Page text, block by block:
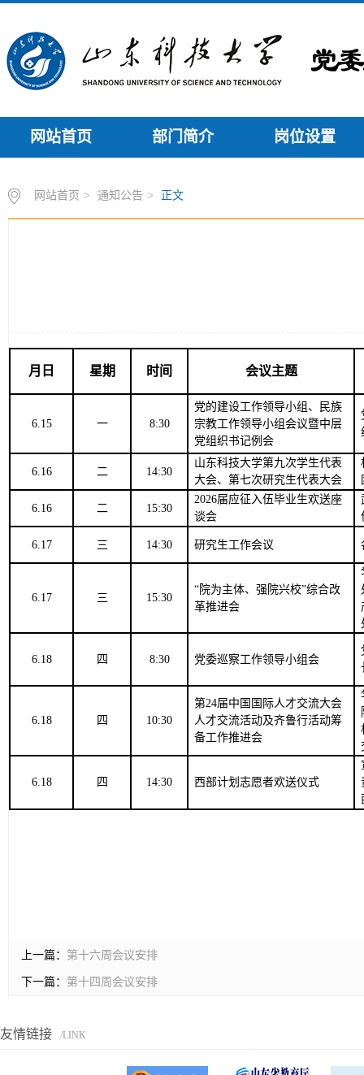
网站首页 部门简介 岗位设置
网站首页 > 通知公告 > 正文
月日 星期 时间 会议主题
6.15 一 8:30
党的建设工作领导小组、民族
宗教工作领导小组会议暨中层
党组织书记例会
6.16 二 14:30
山东科技大学第九次学生代表
大会、第七次研究生代表大会
6.16 二 15:30
2026届应征入伍毕业生欢送座
谈会
6.17 三 14:30 研究生工作会议
6.17 三 15:30
“院为主体、强院兴校”综合改
革推进会
6.18 四 8:30 党委巡察工作领导小组会
6.18 四 10:30
第24届中国国际人才交流大会
人才交流活动及齐鲁行活动筹
备工作推进会
6.18 四 14:30 西部计划志愿者欢送仪式
上一篇： 第十六周会议安排
下一篇： 第十四周会议安排
友情链接 /LINK